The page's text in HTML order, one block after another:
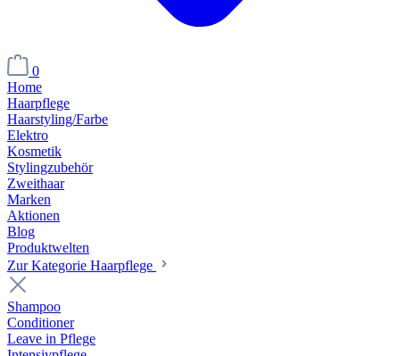
0
Home
Haarpflege
Haarstyling/Farbe
Elektro
Kosmetik
Stylingzubehör
Zweithaar
Marken
Aktionen
Blog
Produktwelten
Zur Kategorie Haarpflege
Shampoo
Conditioner
Leave in Pflege